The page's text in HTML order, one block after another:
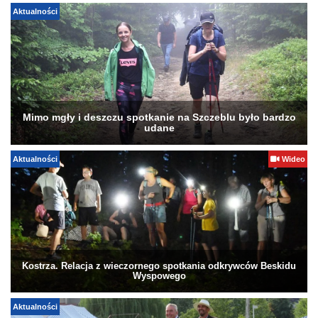
Aktualności
Mimo mgły i deszczu spotkanie na Szczeblu było bardzo
udane
Aktualności Wideo
Kostrza. Relacja z wieczornego spotkania odkrywców Beskidu
Wyspowego
Aktualności